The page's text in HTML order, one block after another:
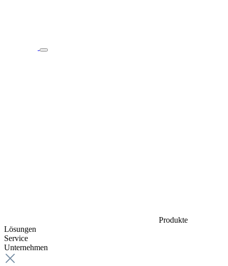
Produkte
Lösungen
Service
Unternehmen